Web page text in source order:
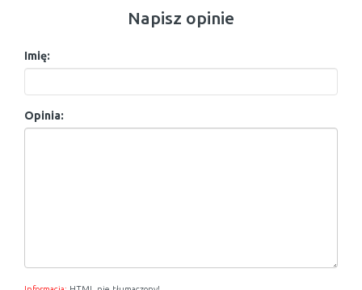
Napisz opinie
Imię:
Opinia: